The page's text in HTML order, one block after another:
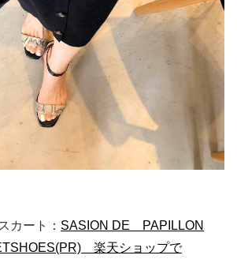
カート： SASION DE PAPILLON
楽天ショップで